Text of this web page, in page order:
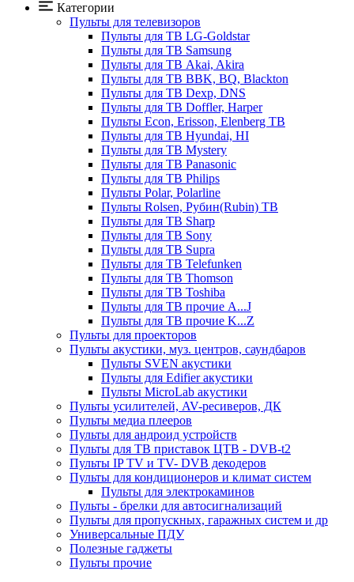
Категории
Пульты для телевизоров
Пульты для ТВ LG-Goldstar
Пульты для ТВ Samsung
Пульты для ТВ Akai, Akira
Пульты для ТВ BBK, BQ, Blackton
Пульты для ТВ Dexp, DNS
Пульты для ТВ Doffler, Harper
Пульты Econ, Erisson, Elenberg ТВ
Пульты для ТВ Hyundai, HI
Пульты для ТВ Mystery
Пульты для ТВ Panasonic
Пульты для ТВ Philips
Пульты Polar, Polarline
Пульты Rolsen, Рубин(Rubin) ТВ
Пульты для ТВ Sharp
Пульты для ТВ Sony
Пульты для ТВ Supra
Пульты для ТВ Telefunken
Пульты для ТВ Thomson
Пульты для ТВ Toshiba
Пульты для ТВ прочие A...J
Пульты для ТВ прочие K...Z
Пульты для проекторов
Пульты акустики, муз. центров, саундбаров
Пульты SVEN акустики
Пульты для Edifier акустики
Пульты MicroLab акустики
Пульты усилителей, AV-ресиверов, ДК
Пульты медиа плееров
Пульты для андроид устройств
Пульты для ТВ приставок ЦТВ - DVB-t2
Пульты IP TV и TV- DVB декодеров
Пульты для кондиционеров и климат систем
Пульты для электрокаминов
Пульты - брелки для автосигнализаций
Пульты для пропускных, гаражных систем и др
Универсальные ПДУ
Полезные гаджеты
Пульты прочие